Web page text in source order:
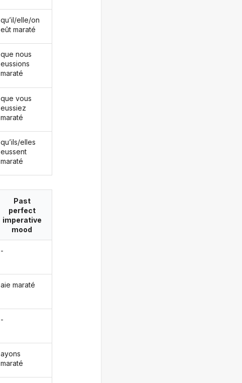
qu’il/elle/on
eût maraté
que nous
eussions
maraté
que vous
eussiez
maraté
qu’ils/elles
eussent
maraté
Past
perfect
imperative
mood
-
aie maraté
-
ayons
maraté